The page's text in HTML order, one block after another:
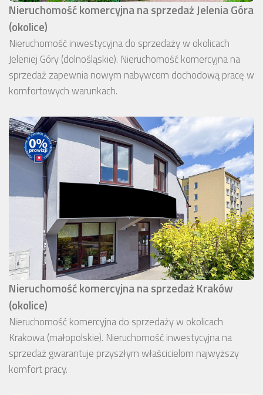
Nieruchomość komercyjna na sprzedaż Jelenia Góra
(okolice)
Nieruchomość inwestycyjna do sprzedaży w okolicach
Jeleniej Góry (dolnośląskie). Nieruchomość komercyjna na
sprzedaż zapewnia nowym nabywcom dochodową pracę w
komfortowych warunkach.
Nieruchomość komercyjna na sprzedaż Kraków
(okolice)
Nieruchomość komercyjna do sprzedaży w okolicach
Krakowa (małopolskie). Nieruchomość inwestycyjna na
sprzedaż gwarantuje przyszłym właścicielom najwyższy
komfort pracy.